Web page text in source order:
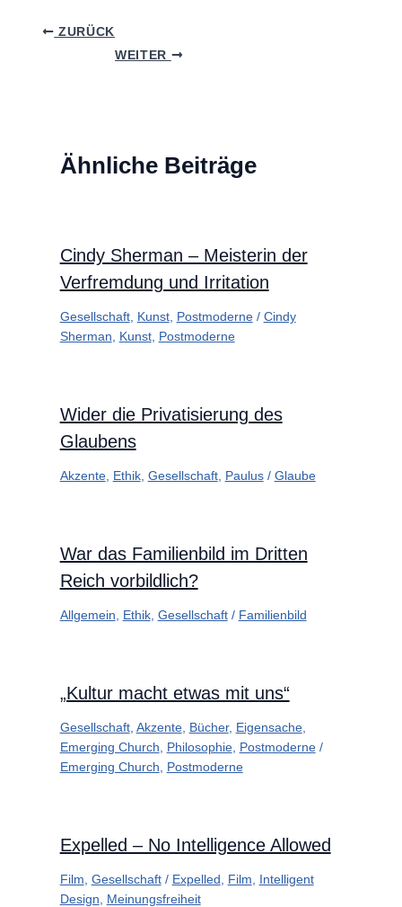
ZURÜCK
WEITER
Ähnliche Beiträge
Cindy Sherman – Meisterin der
Verfremdung und Irritation
Gesellschaft, Kunst, Postmoderne/ Cindy
Sherman
Kunst, Postmoderne
Wider die Privatisierung des
Glaubens
Akzente, Ethik, Gesellschaft, Paulus/ Glaube
War das Familienbild im Dritten
Reich vorbildlich?
Allgemein Ethik, Gesellschaft/ Familienbild
„Kultur macht etwas mit uns“
Gesellschaft, Akzente, Bücher, Eigensache,
Emerging Church
Philosophie, Postmoderne/
Emerging Church
Postmoderne
Expelled – No Intelligence Allowed
Film Gesellschaft/ Expelled Film
Intelligent
Design
Meinungsfreiheit